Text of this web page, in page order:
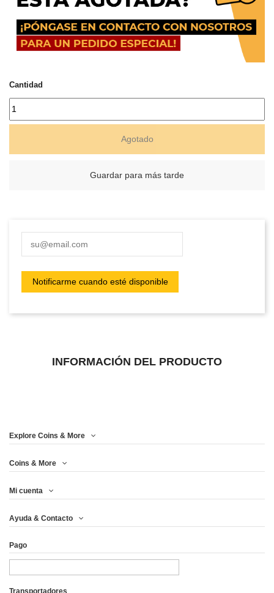
Cantidad
Agotado
Guardar para más tarde
INFORMACIÓN DEL PRODUCTO
Explore Coins & More
Coins & More
Mi cuenta
Ayuda & Contacto
Pago
Transportadores